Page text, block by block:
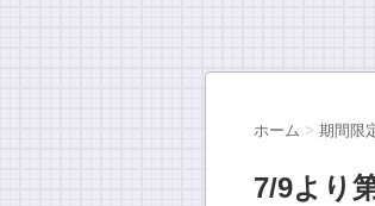
ホーム > 期間限
7/9より